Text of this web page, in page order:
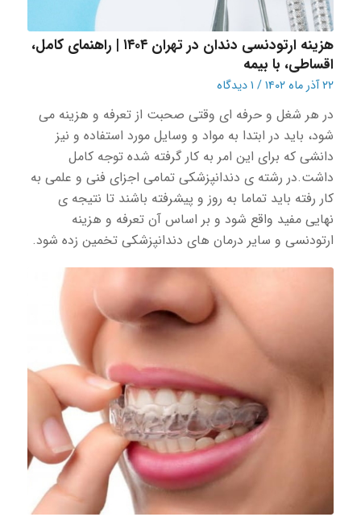
هزینه ارتودنسی دندان در تهران ۱۴۰۴ | راهنمای کامل،
اقساطی، با بیمه
۲۲ آذر ماه ۱۴۰۲ / ۱ دیدگاه
در هر شغل و حرفه ای وقتی صحبت از تعرفه و هزینه می
شود، باید در ابتدا به مواد و‌ وسایل مورد استفاده و نیز
دانشی که برای این امر به کار گرفته شده توجه کامل
داشت.در رشته ی دندانپزشکی تمامی اجزای فنی و علمی به
کار رفته باید تماما به روز و پیشرفته باشند تا نتیجه ی
نهایی مفید واقع شود و بر اساس آن تعرفه و هزینه
ارتودنسی و سایر درمان های دندانپزشکی تخمین زده شود.